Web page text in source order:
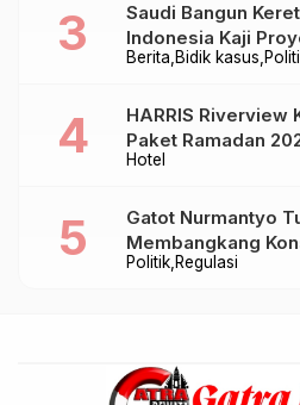
Berita Bidik kasus
Saudi Bangun
Indonesia Kaji
Baru Sampai
Hotel
HARRIS Riverview
Paket Ramadan
Takjil hingga
Politik Regulasi
Gatot Nurmantyo
Membangkang
Tegaskan Polri Tak